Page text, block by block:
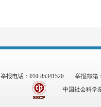
举报电话：010-85341520
举报邮箱
中国社会科学